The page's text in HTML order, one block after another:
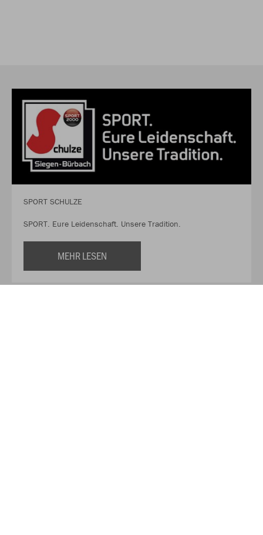
SPORT SCHULZE
SPORT. Eure Leidenschaft. Unsere Tradition.
MEHR LESEN